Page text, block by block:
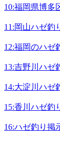
10:福岡県博多
11:岡山ハゼ釣
12:福岡のハゼ
13:吉野川ハゼ
14:大淀川ハゼ
15:香川ハゼ釣
16:ハゼ釣り掲